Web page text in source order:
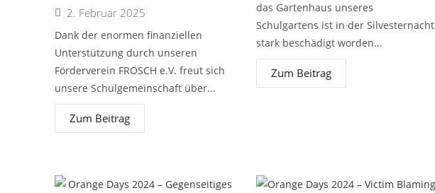
2. Februar 2025
Dank der enormen finanziellen
Unterstützung durch unseren
Förderverein FROSCH e.V. freut sich
unsere Schulgemeinschaft über...
Zum Beitrag
das Gartenhaus unseres
Schulgartens ist in der Silvesternacht
stark beschädigt worden...
Zum Beitrag